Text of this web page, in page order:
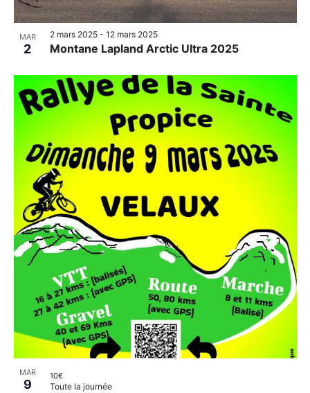
MAR
2 Montane Lapland Arctic Ultra 2025
2 mars 2025- 12 mars 2025
MAR
9 Toute la journée
10€